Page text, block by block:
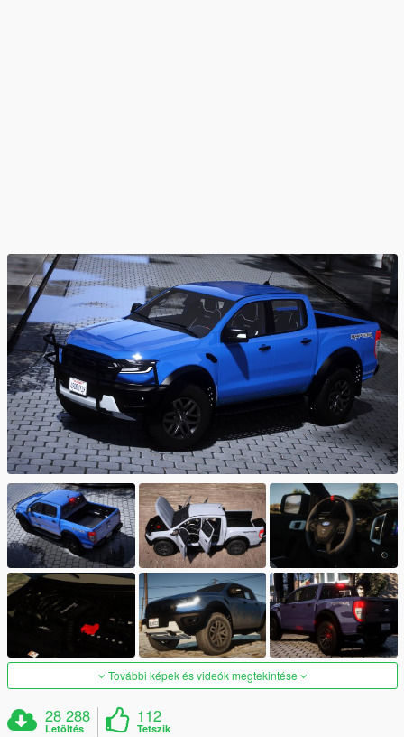
További képek és videók megtekintése
28 288
Letöltés
112
Tetszik